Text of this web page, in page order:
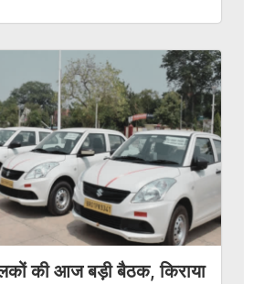
की आज बड़ी बैठक, किराया